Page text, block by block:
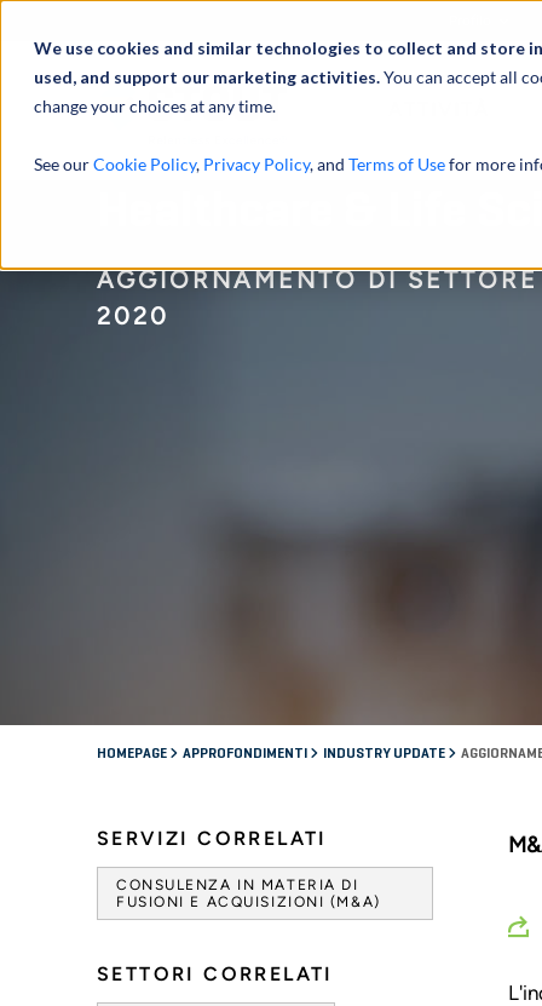
We use cookies and similar technologies to collect and
used, and support our marketing activities.You can accept all
change your choices at any time.
See ourCookie Policy, Privacy Policy, and Terms of Usefor more
AGGIORNAMENTO DI
2020
HOMEPAGE APPROFONDIMENTI INDUSTRY UPDATE
SERVIZI CORRELATI
CONSULENZA IN MATERIA DI
FUSIONI E ACQUISIZIONI (M&A)
SETTORI CORRELATI